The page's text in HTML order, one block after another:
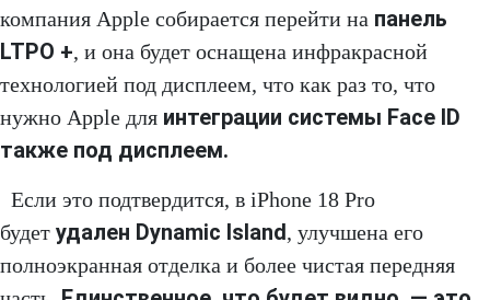
компания Apple собирается перейти на панель
LTPO +, и она будет оснащена инфракрасной
технологией под дисплеем, что как раз то, что
нужно Apple для интеграции системы Face ID
также под дисплеем.
Если это подтвердится, в iPhone 18 Pro
будет удален Dynamic Island, улучшена его
полноэкранная отделка и более чистая передняя